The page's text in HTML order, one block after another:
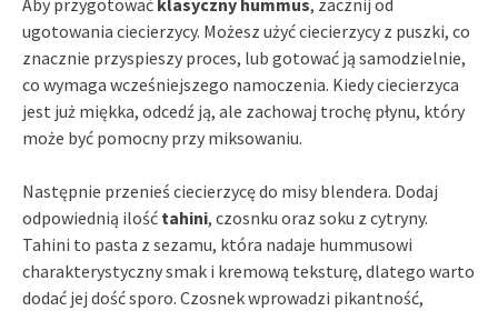
ugotowania ciecierzycy. Możesz użyć ciecierzycy z puszki, co
znacznie przyspieszy proces, lub gotować ją samodzielnie,
co wymaga wcześniejszego namoczenia. Kiedy ciecierzyca
jest już miękka, odcedź ją, ale zachowaj trochę płynu, który
może być pomocny przy miksowaniu.
Następnie przenieś ciecierzycę do misy blendera. Dodaj
odpowiednią ilość tahini, czosnku oraz soku z cytryny.
Tahini to pasta z sezamu, która nadaje hummusowi
charakterystyczny smak i kremową teksturę, dlatego warto
dodać jej dość sporo. Czosnek wprowadzi pikantność,